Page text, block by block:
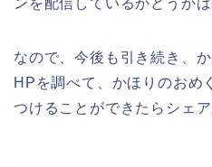
なので、今後も引き続き、
HPを調べて、かほりのおめ
つけることができたらシェ